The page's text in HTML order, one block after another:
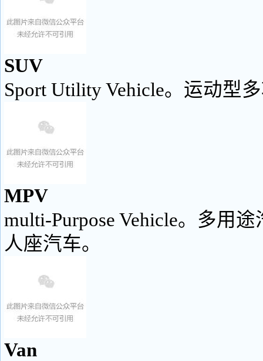
SUV
Sport Utility Vehicle。运动型
MPV
multi-Purpose Vehicle。多用
人座汽车。
Van